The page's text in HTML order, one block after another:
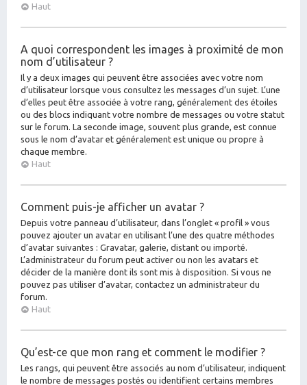
Haut
A quoi correspondent les images à proximité de mon
nom d’utilisateur ?
Il y a deux images qui peuvent être associées avec votre nom
d’utilisateur lorsque vous consultez les messages d’un sujet. L’une
d’elles peut être associée à votre rang, généralement des étoiles
ou des blocs indiquant votre nombre de messages ou votre statut
sur le forum. La seconde image, souvent plus grande, est connue
sous le nom d’avatar et généralement est unique ou propre à
chaque membre.
Haut
Comment puis-je afficher un avatar ?
Depuis votre panneau d’utilisateur, dans l’onglet « profil » vous
pouvez ajouter un avatar en utilisant l’une des quatre méthodes
d’avatar suivantes : Gravatar, galerie, distant ou importé.
L’administrateur du forum peut activer ou non les avatars et
décider de la manière dont ils sont mis à disposition. Si vous ne
pouvez pas utiliser d’avatar, contactez un administrateur du
forum.
Haut
Qu’est-ce que mon rang et comment le modifier ?
Les rangs, qui peuvent être associés au nom d’utilisateur, indiquent
le nombre de messages postés ou identifient certains membres